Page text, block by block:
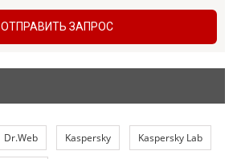
ОТПРАВИТЬ ЗАПРОС
Dr.Web Kaspersky Kaspersky Lab